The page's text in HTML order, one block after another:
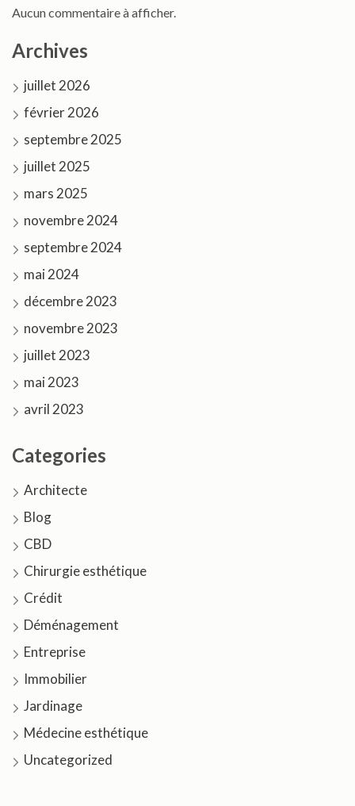
Aucun commentaire à afficher.
Archives
juillet 2026
février 2026
septembre 2025
juillet 2025
mars 2025
novembre 2024
septembre 2024
mai 2024
décembre 2023
novembre 2023
juillet 2023
mai 2023
avril 2023
Categories
Architecte
Blog
CBD
Chirurgie esthétique
Crédit
Déménagement
Entreprise
Immobilier
Jardinage
Médecine esthétique
Uncategorized